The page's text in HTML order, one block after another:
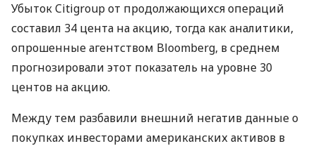
Убыток Citigroup от продолжающихся операций
составил 34 цента на акцию, тогда как аналитики,
опрошенные агентством Bloomberg, в среднем
прогнозировали этот показатель на уровне 30
центов на акцию.
Между тем разбавили внешний негатив данные о
покупках инвесторами американских активов в